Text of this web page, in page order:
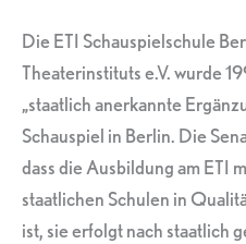
Die ETI Schauspielschule
Theaterinstituts e.V. wurde
„staatlich anerkannte
Schauspiel in Berlin. Die
dass die Ausbildung am ETI
staatlichen Schulen in
ist, sie erfolgt nach staatlich